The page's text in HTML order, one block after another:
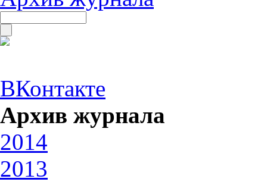
ВКонтакте
Архив журнала
2014
2013